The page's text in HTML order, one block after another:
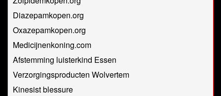
Diazepamkopen.org
Oxazepamkopen.org
Medicijnenkoning.com
Afstemming luisterkind Essen
Verzorgingsproducten Wolvertem
Kinesist blessure